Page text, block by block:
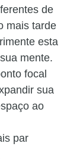
de
mais tarde
esta
mente.
focal
sua
ao
par